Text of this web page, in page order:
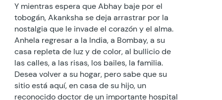
Y mientras espera que Abhay baje por el
tobogán, Akanksha se deja arrastrar por la
nostalgia que le invade el corazón y el alma.
Anhela regresar a la India, a Bombay, a su
casa repleta de luz y de color, al bullicio de
las calles, a las risas, los bailes, la familia.
Desea volver a su hogar, pero sabe que su
sitio está aquí, en casa de su hijo, un
reconocido doctor de un importante hospital